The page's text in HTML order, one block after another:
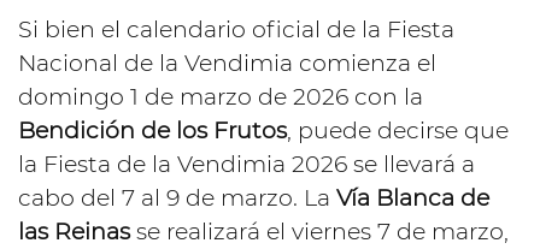
Si bien el calendario oficial de la Fiesta
Nacional de la Vendimia comienza el
domingo 1 de marzo de 2026 con la
Bendición de los Frutos, puede decirse que
la Fiesta de la Vendimia 2026 se llevará a
cabo del 7 al 9 de marzo. La Vía Blanca de
las Reinasse realizará el viernes 7 de marzo,